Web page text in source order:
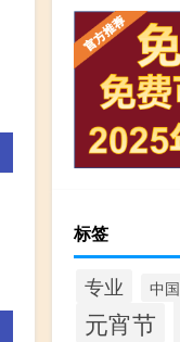
标签
专业 中国
元宵节